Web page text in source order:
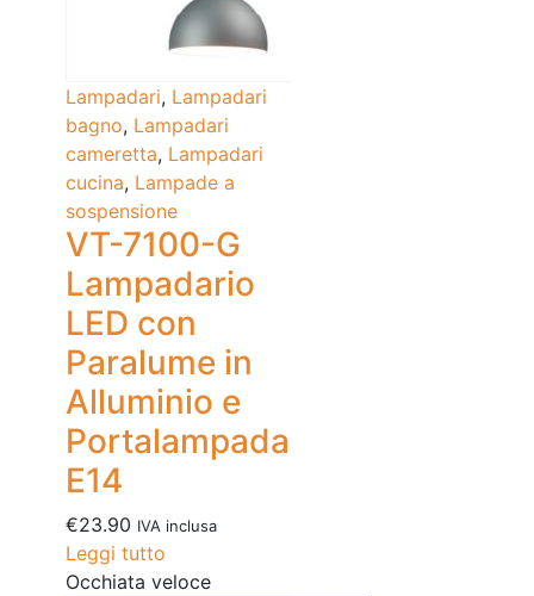
Lampadari, Lampadari
bagno, Lampadari
cameretta, Lampadari
cucina, Lampade a
sospensione
VT-7100-G
Lampadario
LED con
Paralume in
Alluminio e
Portalampada
E14
€23.90 IVA inclusa
Leggi tutto
Occhiata veloce